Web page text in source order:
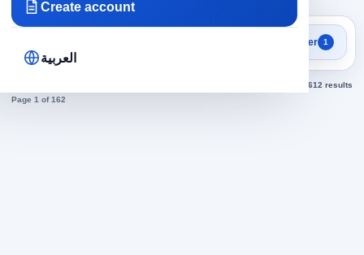
Create account
العربية
Focused search results
Jobs in Egypt Filter 1
1,612 results
Page 1 of 162